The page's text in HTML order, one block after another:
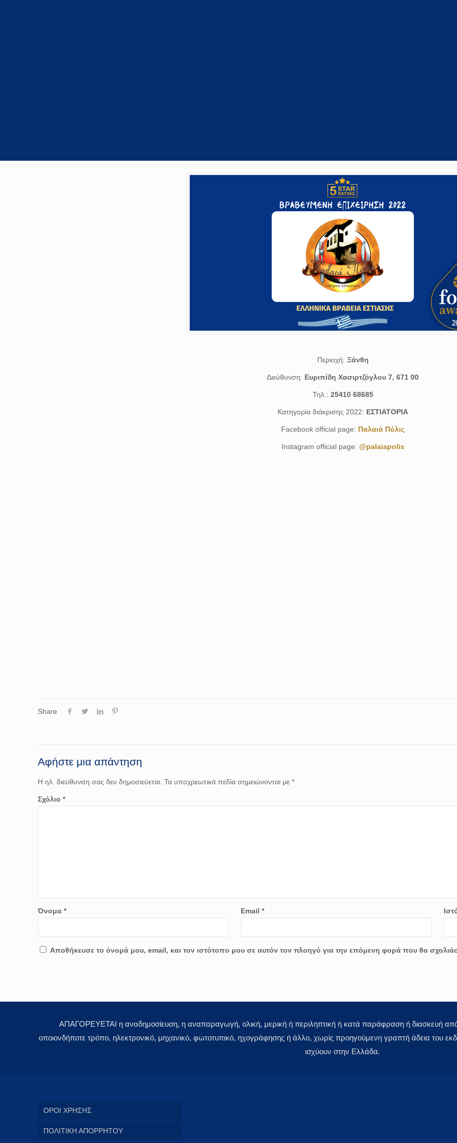
Περιοχή: Ξάνθη
Διεύθυνση: Ευριπίδη Χασιρτζόγλου 7, 671 00
Τηλ.: 25410 68685
Κατηγορία διάκρισης 2022: ΕΣΤΙΑΤΟΡΙΑ
Facebook official page: Παλαιά Πόλις
Instagram official page: @palaiapolis
Share
Αφήστε μια απάντηση
Η ηλ. διεύθυνση σας δεν δημοσιεύεται. Τα υποχρεωτικά πεδία σημειώνονται με*
Σχόλιο*
Όνομα* Email*
Αποθήκευσε το όνομά μου, email, και τον ιστότοπο μου σε αυτόν τον πλοηγό για την επόμενη φορά που θα
ΑΠΑΓΟΡΕΥΕΤΑΙ η αναδημοσίευση, η αναπαραγωγή, ολική, μερική ή περιληπτική ή κατά παράφραση ή διασκευή
οποιονδήποτε τρόπο, ηλεκτρονικό, μηχανικό, φωτοτυπικό, ηχογράφησης ή άλλο, χωρίς προηγούμενη γραπτή άδεια του
ισχύουν στην Ελλάδα.
ΟΡΟΙ ΧΡΗΣΗΣ
ΠΟΛΙΤΙΚΗ ΑΠΟΡΡΗΤΟΥ